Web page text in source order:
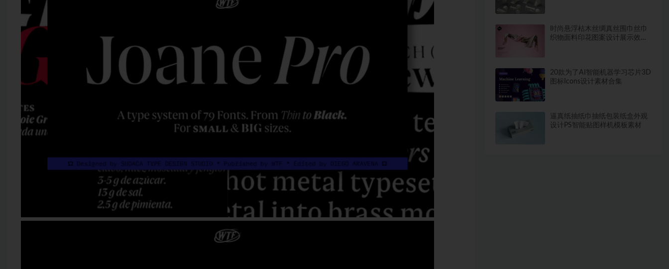
时尚悬浮枯木丝绸真丝围巾丝巾
织物面料印花图案设计展示效果
20款为了AI智能机器学习芯片3D
图标Icons设计素材合集
逼真纸抽纸巾抽纸包装纸盒外观
设计PS智能贴图样机模板素材